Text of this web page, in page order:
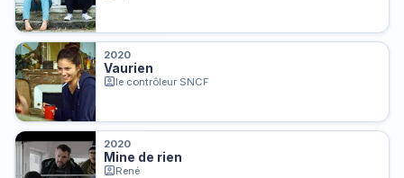
2020
Vaurien
le contrôleur SNCF
2020
Mine de rien
René